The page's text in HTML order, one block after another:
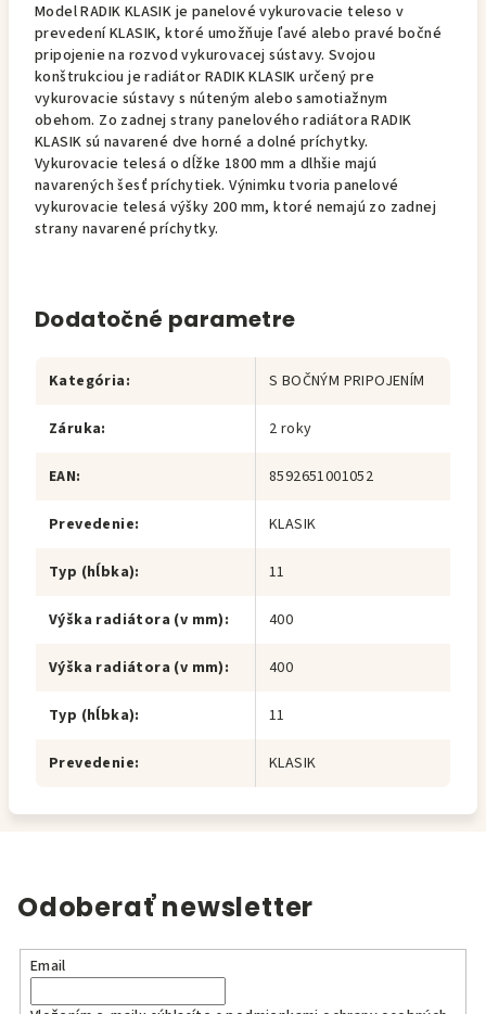
Model RADIK KLASIK je panelové vykurovacie teleso v
prevedení KLASIK, ktoré umožňuje ľavé alebo pravé bočné
pripojenie na rozvod vykurovacej sústavy. Svojou
konštrukciou je radiátor RADIK KLASIK určený pre
vykurovacie sústavy s núteným alebo samotiažnym
obehom. Zo zadnej strany panelového radiátora RADIK
KLASIK sú navarené dve horné a dolné príchytky.
Vykurovacie telesá o dĺžke 1800 mm a dlhšie majú
navarených šesť príchytiek. Výnimku tvoria panelové
vykurovacie telesá výšky 200 mm, ktoré nemajú zo zadnej
strany navarené príchytky.
Dodatočné parametre
Kategória: S BOČNÝM PRIPOJENÍM
Záruka: 2 roky
EAN: 8592651001052
Prevedenie: KLASIK
Typ (hĺbka): 11
Výška radiátora (v mm): 400
Výška radiátora (v mm): 400
Typ (hĺbka): 11
Prevedenie: KLASIK
Odoberať newsletter
Email